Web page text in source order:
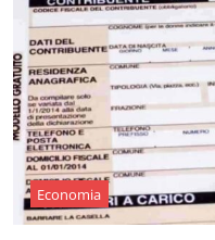
Economia